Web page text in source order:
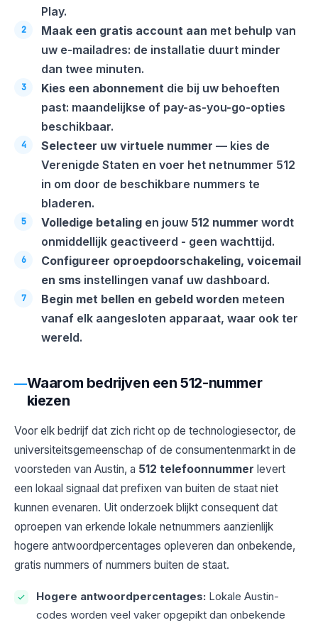
Play.
Maak een gratis account aan met behulp van
uw e-mailadres: de installatie duurt minder
dan twee minuten.
Kies een abonnement die bij uw behoeften
past: maandelijkse of pay-as-you-go-opties
beschikbaar.
Selecteer uw virtuele nummer — kies de
Verenigde Staten en voer het netnummer 512
in om door de beschikbare nummers te
bladeren.
Volledige betaling en jouw 512 nummer wordt
onmiddellijk geactiveerd - geen wachttijd.
Configureer oproepdoorschakeling, voicemail
en sms instellingen vanaf uw dashboard.
Begin met bellen en gebeld worden meteen
vanaf elk aangesloten apparaat, waar ook ter
wereld.
Waarom bedrijven een 512-nummer
kiezen
Voor elk bedrijf dat zich richt op de technologiesector, de
universiteitsgemeenschap of de consumentenmarkt in de
voorsteden van Austin, a 512 telefoonnummer levert
een lokaal signaal dat prefixen van buiten de staat niet
kunnen evenaren. Uit onderzoek blijkt consequent dat
oproepen van erkende lokale netnummers aanzienlijk
hogere antwoordpercentages opleveren dan onbekende,
gratis nummers of nummers buiten de staat.
Hogere antwoordpercentages: Lokale Austin-
codes worden veel vaker opgepikt dan onbekende